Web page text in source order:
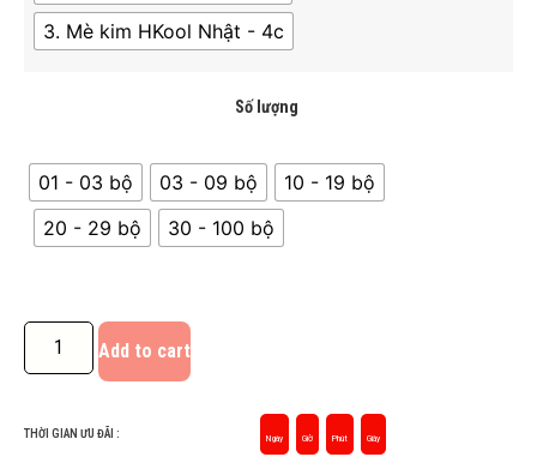
3. Mè kim HKool Nhật - 4c
Số lượng
01 - 03 bộ 03 - 09 bộ
10 - 19 bộ
20 - 29 bộ
30 - 100 bộ
Add to cart
THỜI GIAN ƯU ĐÃI : Ngày Giờ Phút Giây